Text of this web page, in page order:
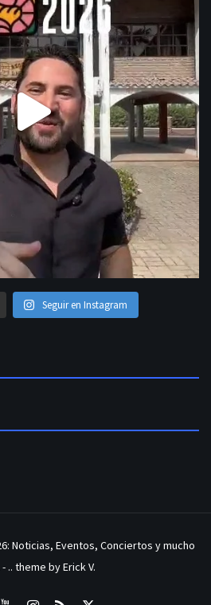
Seguir en Instagram
Noticias, Eventos, Conciertos y mucho
- .. theme by Erick V.